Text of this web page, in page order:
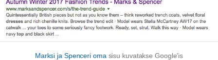
Marksi ja Spenceri oma sisu kuvatakse Google'is